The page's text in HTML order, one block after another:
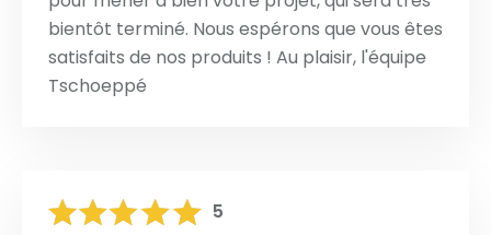
bientôt terminé. Nous espérons que vous êtes
satisfaits de nos produits ! Au plaisir, l'équipe
Tschoeppé
5